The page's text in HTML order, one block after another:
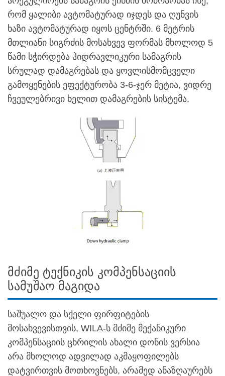
რომ ყალიბი ავტომატურად იჯდეს და ღუნვის
ხაზი ავტომატურად იყოს ცენტრში. 6 მეტრის
მთლიანი სიგრძის მოსახვევ ფორმას მხოლოდ 5
წამი სჭირდება ჰიდრავლიკური სამაგრის
სრულად დამაგრებას და ყოვლისმომცველი
გამოყენების ეფექტურობა 3-6-ჯერ მეტია, ვიდრე
ჩვეულებრივი ხელით დამაგრების სისტემა.
მძიმე ტექნიკის კომპენსაციის
სამუშაო მაგიდა
საშუალო და სქელი ფირფიტების
მოსახვევისთვის, WILA-ს მძიმე მექანიკური
კომპენსაციის ცხრილის ახალი დონის ვერსია
არა მხოლოდ ადვილად აკმაყოფილებს
დატვირთვის მოთხოვნებს, არამედ ანაზღაურებს